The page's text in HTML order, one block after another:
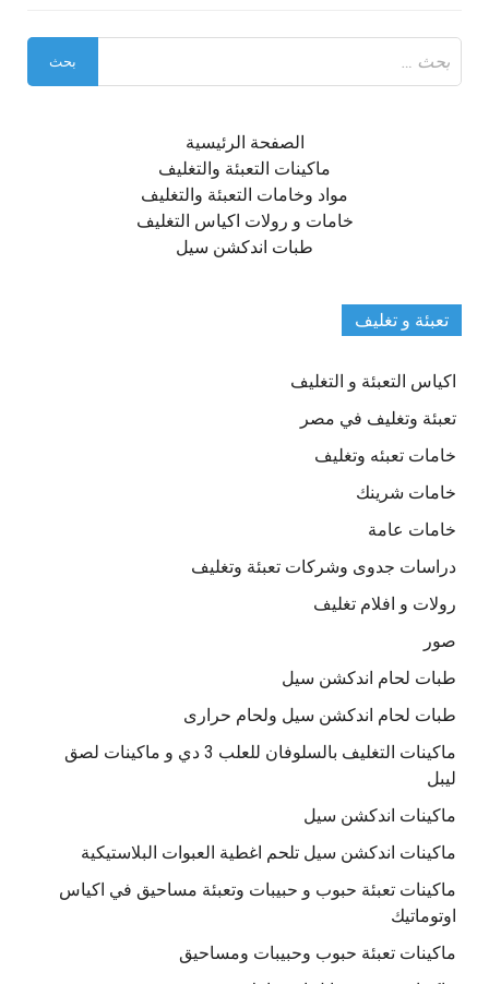
عن:
الصفحة الرئيسية
ماكينات التعبئة والتغليف
مواد وخامات التعبئة والتغليف
خامات و رولات اكياس التغليف
طبات اندكشن سيل
تعبئة و تغليف
اكياس التعبئة و التغليف
تعبئة وتغليف في مصر
خامات تعبئه وتغليف
خامات شرينك
خامات عامة
دراسات جدوى وشركات تعبئة وتغليف
رولات و افلام تغليف
صور
طبات لحام اندكشن سيل
طبات لحام اندكشن سيل ولحام حرارى
ماكينات التغليف بالسلوفان للعلب 3 دي و ماكينات لصق
ليبل
ماكينات اندكشن سيل
ماكينات اندكشن سيل تلحم اغطية العبوات البلاستيكية
ماكينات تعبئة حبوب و حبيبات وتعبئة مساحيق في اكياس
اوتوماتيك
ماكينات تعبئة حبوب وحبيبات ومساحيق